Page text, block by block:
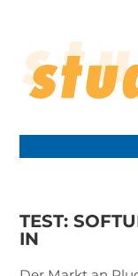
TEST:
IN